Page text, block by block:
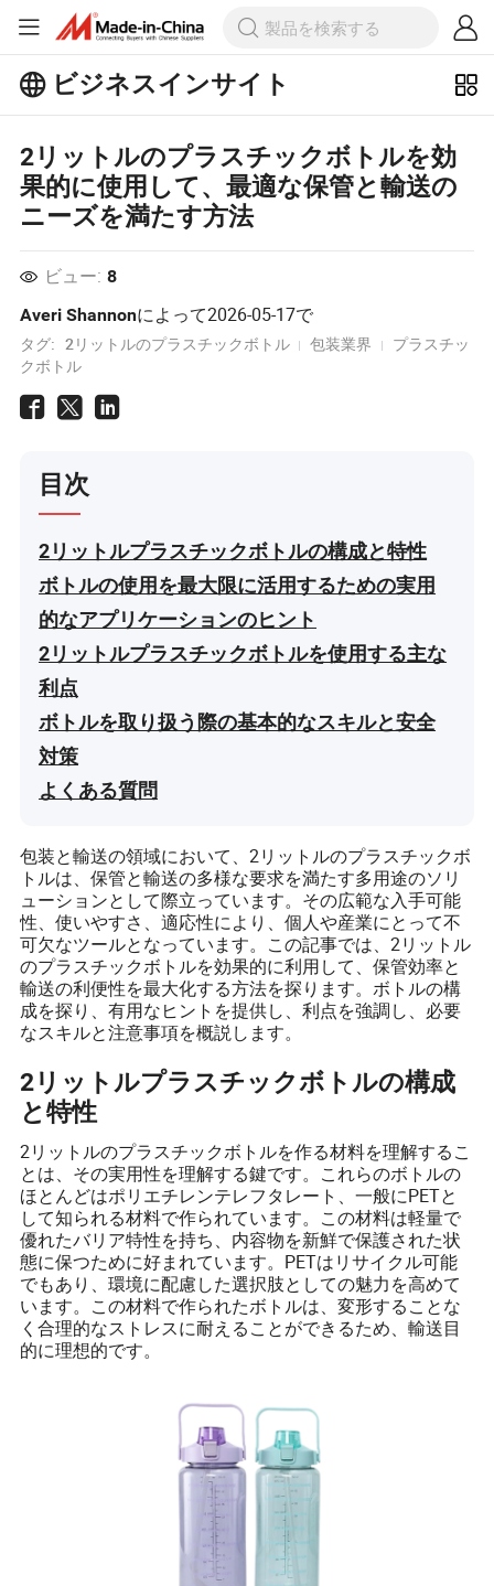
ビジネスインサイト
もっと見る
2リットルのプラスチックボトルを効
果的に使用して、最適な保管と輸送の
ニーズを満たす方法
ビュー: 8
Averi Shannonによって2026-05-17で
タグ: 2リットルのプラスチックボトル 包装業界
プラスチッ
クボトル
目次
2リットルプラスチックボトルの構成と特性
ボトルの使用を最大限に活用するための実用
的なアプリケーションのヒント
2リットルプラスチックボトルを使用する主な
利点
ボトルを取り扱う際の基本的なスキルと安全
対策
よくある質問
包装と輸送の領域において、2リットルのプラスチックボ
トルは、保管と輸送の多様な要求を満たす多用途のソリ
ューションとして際立っています。その広範な入手可能
性、使いやすさ、適応性により、個人や産業にとって不
可欠なツールとなっています。この記事では、2リットル
のプラスチックボトルを効果的に利用して、保管効率と
輸送の利便性を最大化する方法を探ります。ボトルの構
成を探り、有用なヒントを提供し、利点を強調し、必要
なスキルと注意事項を概説します。
2リットルプラスチックボトルの構成
と特性
2リットルのプラスチックボトルを作る材料を理解するこ
とは、その実用性を理解する鍵です。これらのボトルの
ほとんどはポリエチレンテレフタレート、一般にPETと
して知られる材料で作られています。この材料は軽量で
優れたバリア特性を持ち、内容物を新鮮で保護された状
態に保つために好まれています。PETはリサイクル可能
でもあり、環境に配慮した選択肢としての魅力を高めて
います。この材料で作られたボトルは、変形することな
く合理的なストレスに耐えることができるため、輸送目
的に理想的です。